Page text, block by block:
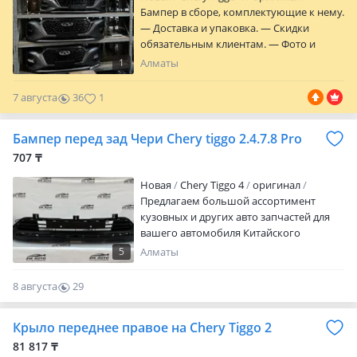
1
Бампер в сборе, комплектующие к нему.
— Доставка и упаковка. — Скидки
обязательным клиентам. — Фото и
видеоотчеты товаров при обращении.
Алматы
7 августа 36 1
Бампер перед зад Чери Chery tiggo 2.4.7.8 Pro
707 ₸
5
Новая Chery Tiggo 4
оригинал
Предлагаем большой ассортимент
кузовных и других авто запчастей для
вашего автомобиля Китайского
автопрома. CHERY CHANGAN Отправка
Алматы
8 августа
29
0
Крыло переднее правое на Chery Tiggo 2
81 817 ₸